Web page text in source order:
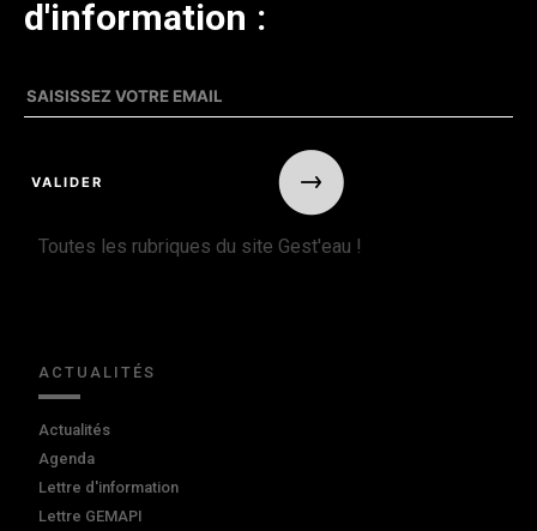
d'information :
Toutes les rubriques du site Gest'eau !
ACTUALITÉS
Actualités
Agenda
Lettre d'information
Lettre GEMAPI